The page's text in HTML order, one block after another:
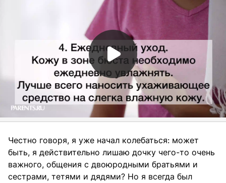
Честно говоря, я уже начал колебаться: может
быть, я действительно лишаю дочку чего-то очень
важного, общения с двоюродными братьями и
сестрами, тетями и дядями? Но я всегда был